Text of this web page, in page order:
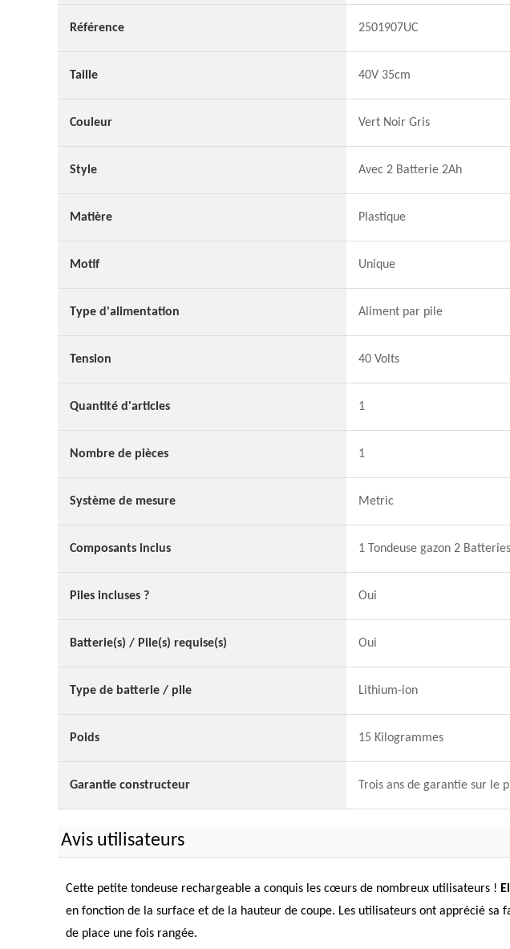
Référence 2501907UC
Taille 40V 35cm
Couleur Vert Noir Gris
Style Avec 2 Batterie 2Ah
Matière Plastique
Motif Unique
Type d'alimentation Aliment par pile
Tension 40 Volts
Quantité d'articles 1
Nombre de pièces 1
Système de mesure Metric
Composants inclus 1 Tondeuse gazon 2
Piles incluses ? Oui
Batterie(s) / Pile(s) requise(s) Oui
Type de batterie / pile Lithium-ion
Poids 15 Kilogrammes
Garantie constructeur Trois ans de garantie sur
Avis utilisateurs
Cette petite tondeuse rechargeable a conquis les cœurs de nombreux utilisateurs !
en fonction de la surface et de la hauteur de coupe. Les utilisateurs ont apprécié
de place une fois rangée.